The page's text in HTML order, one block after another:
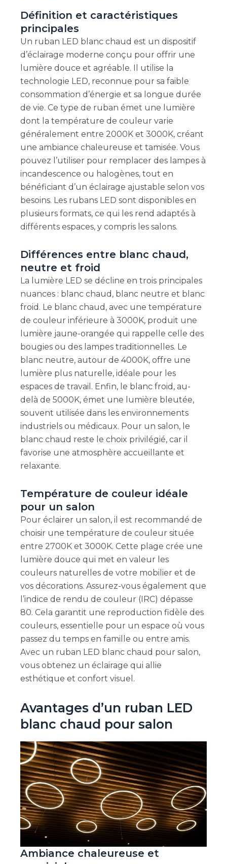
Définition et caractéristiques
principales
Un ruban LED blanc chaud est un dispositif
d’éclairage moderne conçu pour offrir une
lumière douce et agréable. Il utilise la
technologie LED, reconnue pour sa faible
consommation d’énergie et sa longue durée
de vie. Ce type de ruban émet une lumière
dont la température de couleur varie
généralement entre 2000K et 3000K, créant
une ambiance chaleureuse et tamisée. Vous
pouvez l’utiliser pour remplacer des lampes à
incandescence ou halogènes, tout en
bénéficiant d’un éclairage ajustable selon vos
besoins. Les rubans LED sont disponibles en
plusieurs formats, ce qui les rend adaptés à
différents espaces, y compris les salons.
Différences entre blanc chaud,
neutre et froid
La lumière LED se décline en trois principales
nuances : blanc chaud, blanc neutre et blanc
froid. Le blanc chaud, avec une température
de couleur inférieure à 3000K, produit une
lumière jaune-orangée qui rappelle celle des
bougies ou des lampes traditionnelles. Le
blanc neutre, autour de 4000K, offre une
lumière plus naturelle, idéale pour les
espaces de travail. Enfin, le blanc froid, au-
delà de 5000K, émet une lumière bleutée,
souvent utilisée dans les environnements
industriels ou médicaux. Pour un salon, le
blanc chaud reste le choix privilégié, car il
favorise une atmosphère accueillante et
relaxante.
Température de couleur idéale
pour un salon
Pour éclairer un salon, il est recommandé de
choisir une température de couleur située
entre 2700K et 3000K. Cette plage crée une
lumière douce qui met en valeur les
couleurs naturelles de votre mobilier et de
vos décorations. Assurez-vous également que
l’indice de rendu de couleur (IRC) dépasse
80. Cela garantit une reproduction fidèle des
couleurs, essentielle pour un espace où vous
passez du temps en famille ou entre amis.
Avec un ruban LED blanc chaud pour salon,
vous obtenez un éclairage qui allie
esthétique et confort visuel.
Avantages d’un ruban LED
blanc chaud pour salon
Ambiance chaleureuse et